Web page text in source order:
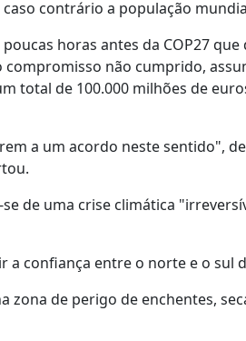
contrário a população
horas antes da COP27
não cumprido,
total de 100.000 milhões de
a um acordo neste sentido",
de uma crise climática
confiança entre o norte e o sul
de perigo de enchentes,